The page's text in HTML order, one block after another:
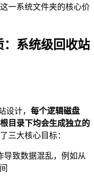
一系统文件夹的核心价
：系统级回收站
设计， 每个逻辑磁盘
目录下均会生成独立的
三大核心目标：
导致数据混乱，例如从